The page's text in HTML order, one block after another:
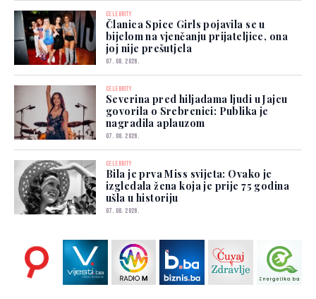
CELEBRITY
Članica Spice Girls pojavila se u
bijelom na vjenčanju prijateljice, ona
joj nije prešutjela
07. 08. 2026.
CELEBRITY
Severina pred hiljadama ljudi u Jajcu
govorila o Srebrenici: Publika je
nagradila aplauzom
07. 08. 2026.
CELEBRITY
Bila je prva Miss svijeta: Ovako je
izgledala žena koja je prije 75 godina
ušla u historiju
07. 08. 2026.